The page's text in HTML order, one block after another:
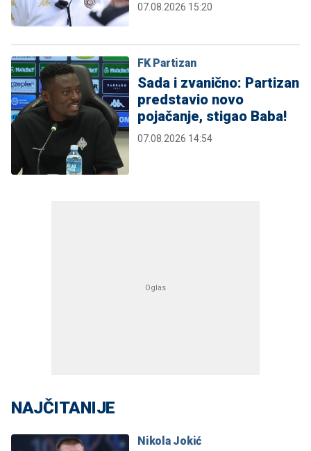
07.08.2026 15:20
FK Partizan
Sada i zvanično: Partizan
predstavio novo
pojačanje, stigao Baba!
07.08.2026 14:54
NAJČITANIJE
Nikola Jokić